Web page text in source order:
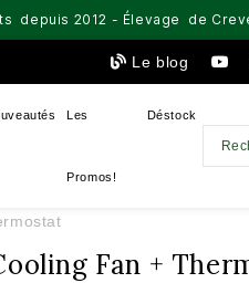
depuis 2012 - Élevage de
Le blog
Les
Promos!
Déstock
Fan +